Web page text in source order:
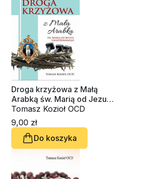
Droga krzyżowa z Małą
Arabką św. Marią od Jezusa
Ukrzyżowanego
Tomasz Kozioł OCD
9,00 zł
Do koszyka